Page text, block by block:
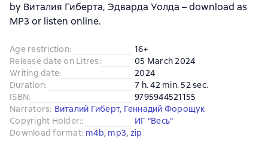
by Виталия Гиберта, Эдварда Уолда – download as
MP3 or listen online.
Age restriction:
16+
Release date on Litres:
05 March 2024
Writing date:
2024
Duration:
7 h. 42 min. 52 sec.
ISBN:
9795944521155
Narrators: Виталий Гиберт, Геннадий Форощук
Copyright Holder::
ИГ "Весь"
Download format: m4b, mp3, zip